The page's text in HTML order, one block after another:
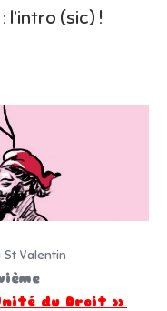
l’intro (sic) !
St Valentin
du Droit ».